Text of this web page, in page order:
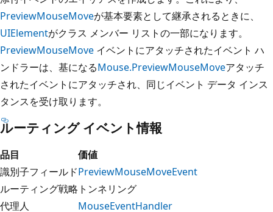
PreviewMouseMoveが基本要素として継承されるときに、
UIElementがクラス メンバー リストの一部になります。
PreviewMouseMove イベントにアタッチされたイベント ハ
ンドラーは、基になるMouse.PreviewMouseMoveアタッチ
されたイベントにアタッチされ、同じイベント データ インス
タンスを受け取ります。
ルーティング イベント情報
品目
価値
識別子フィールドPreviewMouseMoveEvent
ルーティング戦略 トンネリング
代理人
MouseEventHandler